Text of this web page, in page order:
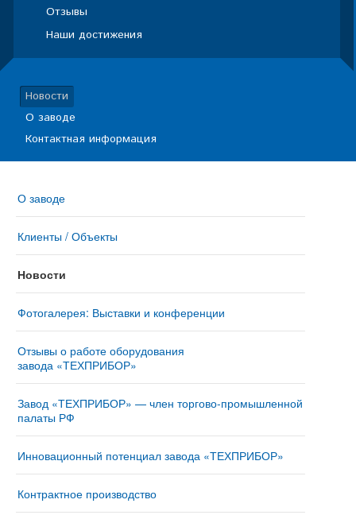
Отзывы
Наши достижения
Новости
О заводе
Контактная информация
О заводе
Клиенты / Объекты
Новости
Фотогалерея: Выставки и конференции
Отзывы о работе оборудования
завода «ТЕХПРИБОР»
Завод «ТЕХПРИБОР» — член торгово-промышленной
палаты РФ
Инновационный потенциал завода «ТЕХПРИБОР»
Контрактное производство